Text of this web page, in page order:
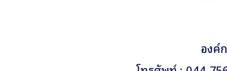
องค์